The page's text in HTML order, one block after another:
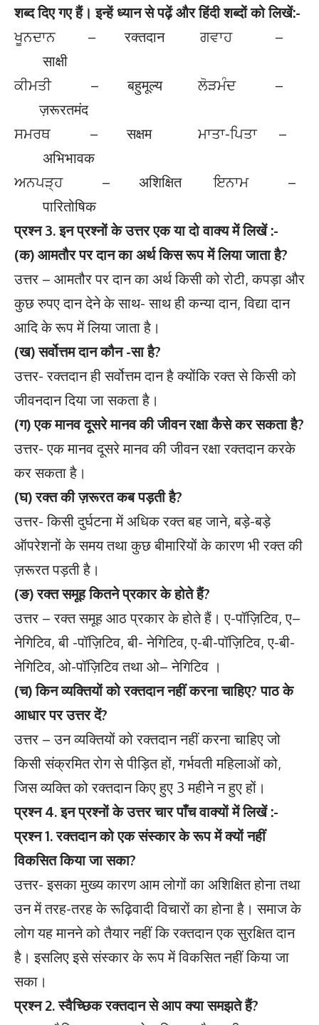
शब्द दिए गए हैं। इन्हें ध्यान से पढ़ें और हिंदी शब्दों को लिखें:-
ਖੂਨਦਾਨ – रक्तदान ਗਵਾਹ –
साक्षी
ਕੀਮਤੀ – बहुमूल्य ਲੋੜਮੰਦ –
ज़रूरतमंद
ਸਮਰਥ – सक्षम ਮਾਤਾ-ਪਿਤਾ –
अभिभावक
ਅਨਪੜ੍ਹ – अशिक्षित ਇਨਾਮ –
पारितोषिक
प्रश्न 3. इन प्रश्नों के उत्तर एक या दो वाक्य में लिखें :-
(क) आमतौर पर दान का अर्थ किस रूप में लिया जाता है?
उत्तर – आमतौर पर दान का अर्थ किसी को रोटी, कपड़ा और
कुछ रुपए दान देने के साथ- साथ ही कन्या दान, विद्या दान
आदि के रूप में लिया जाता है।
(ख) सर्वोत्तम दान कौन -सा है?
उत्तर- रक्तदान ही सर्वोत्तम दान है क्योंकि रक्त से किसी को
जीवनदान दिया जा सकता है।
(ग) एक मानव दूसरे मानव की जीवन रक्षा कैसे कर सकता है?
उत्तर- एक मानव दूसरे मानव की जीवन रक्षा रक्तदान करके
कर सकता है।
(घ) रक्त की ज़रूरत कब पड़ती है?
उत्तर- किसी दुर्घटना में अधिक रक्त बह जाने, बड़े-बड़े
ऑपरेशनों के समय तथा कुछ बीमारियों के कारण भी रक्त की
ज़रूरत पड़ती है।
(ङ) रक्त समूह कितने प्रकार के होते हैं?
उत्तर – रक्त समूह आठ प्रकार के होते हैं। ए-पॉज़िटिव, ए–
नेगिटिव, बी -पॉज़िटिव, बी- नेगिटिव, ए-बी-पॉज़िटिव, ए-बी-
नेगिटिव, ओ-पॉज़िटिव तथा ओ– नेगिटिव ।
(च) किन व्यक्तियों को रक्तदान नहीं करना चाहिए? पाठ के
आधार पर उत्तर दें?
उत्तर – उन व्यक्तियों को रक्तदान नहीं करना चाहिए जो
किसी संक्रमित रोग से पीड़ित हों, गर्भवती महिलाओं को,
जिस व्यक्ति को रक्तदान किए हुए 3 महीने न हुए हों।
प्रश्न 4. इन प्रश्नों के उत्तर चार पाँच वाक्यों में लिखें :-
प्रश्न 1. रक्तदान को एक संस्कार के रूप में क्यों नहीं
विकसित किया जा सका?
उत्तर- इसका मुख्य कारण आम लोगों का अशिक्षित होना तथा
उन में तरह-तरह के रूढ़िवादी विचारों का होना है। समाज के
लोग यह मानने को तैयार नहीं कि रक्तदान एक सुरक्षित दान
है। इसलिए इसे संस्कार के रूप में विकसित नहीं किया जा
सका।
प्रश्न 2. स्वैच्छिक रक्तदान से आप क्या समझते हैं?